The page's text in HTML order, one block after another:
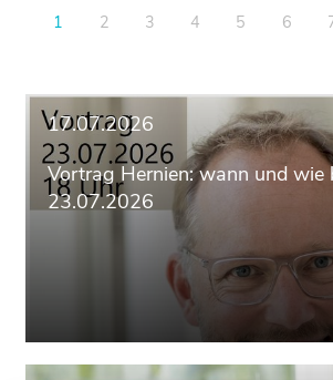
1 2 3 4 5 6
17.07.2026
Vortrag Hernien: wann und wie
23.07.2026